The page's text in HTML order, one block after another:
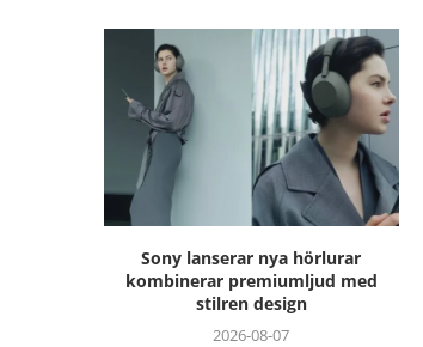
Sony lanserar nya hörlurar
kombinerar premiumljud med
stilren design
2026-08-07